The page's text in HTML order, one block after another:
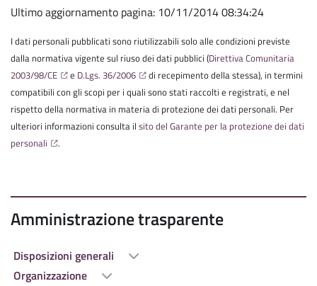
Ultimo aggiornamento pagina: 10/11/2014 08:34:24
I dati personali pubblicati sono riutilizzabili solo alle condizioni previste
dalla normativa vigente sul riuso dei dati pubblici (Direttiva Comunitaria
2003/98/CE
e D.Lgs. 36/2006
di recepimento della stessa), in termini
compatibili con gli scopi per i quali sono stati raccolti e registrati, e nel
rispetto della normativa in materia di protezione dei dati personali. Per
ulteriori informazioni consulta il sito del Garante per la protezione dei dati
personali
.
Amministrazione trasparente
Disposizioni generali
Organizzazione